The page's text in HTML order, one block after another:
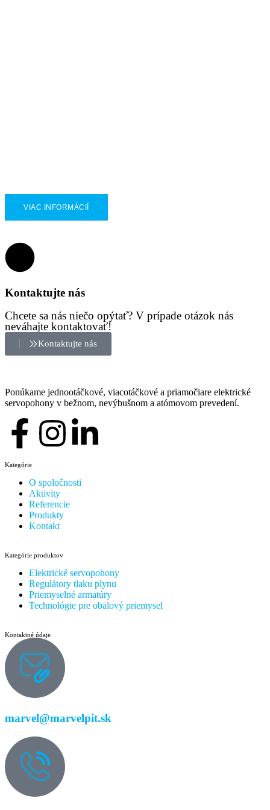
VIAC INFORMÁCIÍ
Kontaktujte nás
Chcete sa nás niečo opýtať? V prípade otázok nás
neváhajte kontaktovať!
Kontaktujte nás
Ponúkame jednootáčkové, viacotáčkové a priamočiare elektrické
servopohony v bežnom, nevýbušnom a atómovom prevedení.
Kategórie
O spoločnosti
Aktivity
Referencie
Produkty
Kontakt
Kategórie produktov
Elektrické servopohony
Regulátory tlaku plynu
Priemyselné armatúry
Technológie pre obalový priemysel
Kontaktné údaje
marvel@marvelpit.sk